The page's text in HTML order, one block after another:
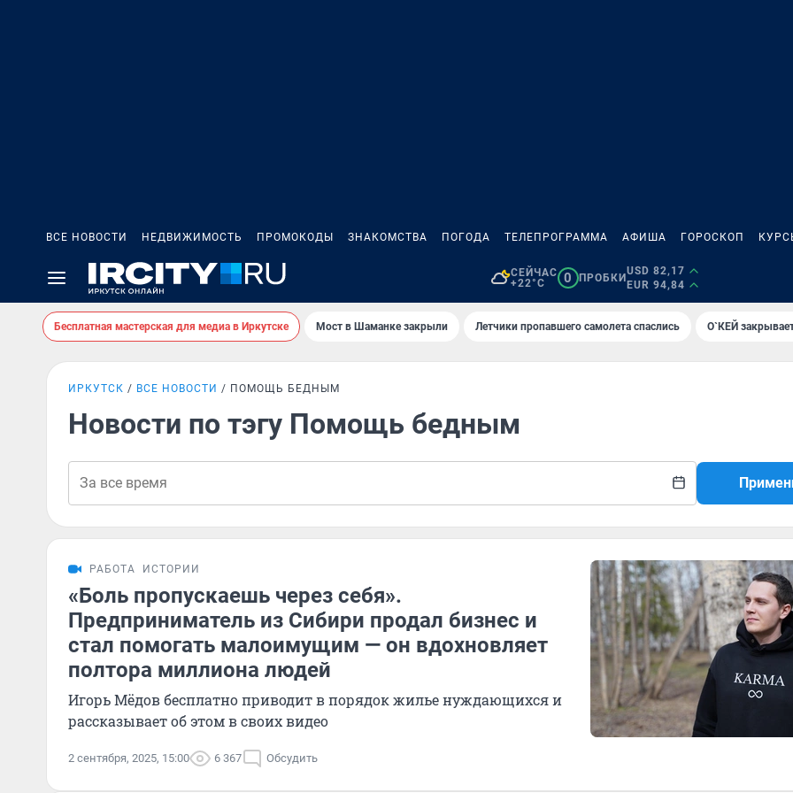
ВСЕ НОВОСТИ НЕДВИЖИМОСТЬ ПРОМОКОДЫ ЗНАКОМСТВА ПОГОДА ТЕЛЕПРОГРАММА АФИША ГОРОСКОП
СЕЙЧАС
+22°C
0 ПРОБКИ
USD 82,17
EUR 94,84
Бесплатная мастерская для медиа в Иркутске Мост в Шаманке закрыли Летчики пропавшего самолета спаслись О`КЕЙ
ИРКУТСК ВСЕ НОВОСТИ ПОМОЩЬ БЕДНЫМ
Новости по тэгу Помощь бедным
РАБОТА ИСТОРИИ
«Боль пропускаешь через себя».
Предприниматель из Сибири продал бизнес и
стал помогать малоимущим — он вдохновляет
полтора миллиона людей
Игорь Мёдов бесплатно приводит в порядок жилье нуждающихся и
рассказывает об этом в своих видео
2 сентября, 2025, 15:00 6 367 Обсудить